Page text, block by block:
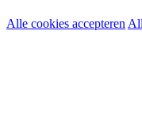
Noodzakelijke
Alle cookies accepteren